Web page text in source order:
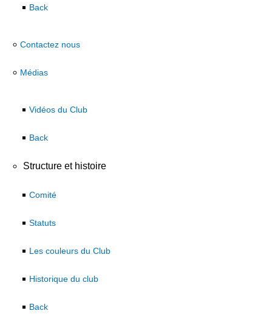
Back
Contactez nous
Médias
Vidéos du Club
Back
Structure et histoire
Comité
Statuts
Les couleurs du Club
Historique du club
Back